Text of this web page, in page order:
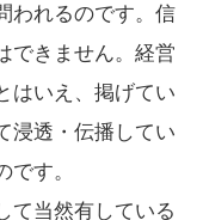
われるのです。信
できません。経営
はいえ、掲げてい
浸透・伝播してい
す。
て当然有している